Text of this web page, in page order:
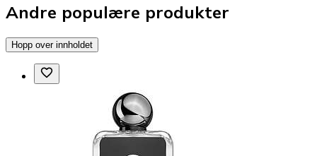
Andre populære produkter
Hopp over innholdet